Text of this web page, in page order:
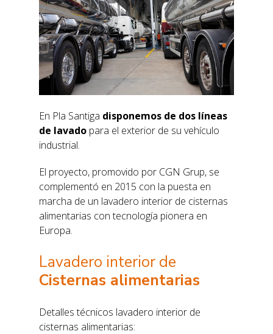
En Pla Santiga disponemos de dos líneas
de lavado para el exterior de su vehículo
industrial.
El proyecto, promovido por CGN Grup, se
complementó en 2015 con la puesta en
marcha de un lavadero interior de cisternas
alimentarias con tecnología pionera en
Europa.
Lavadero interior de
Cisternas alimentarias
Detalles técnicos lavadero interior de
cisternas alimentarias: